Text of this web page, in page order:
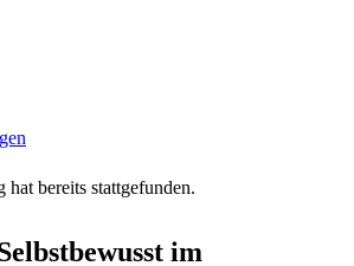
hat bereits stattgefunden.
im